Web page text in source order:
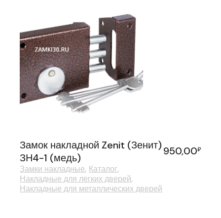
Замок накладной Zenit (Зенит)
ЗН4-1 (медь)
950,00₽
Замки накладные Каталог
Накладные для легких дверей
Накладные для металлических дверей